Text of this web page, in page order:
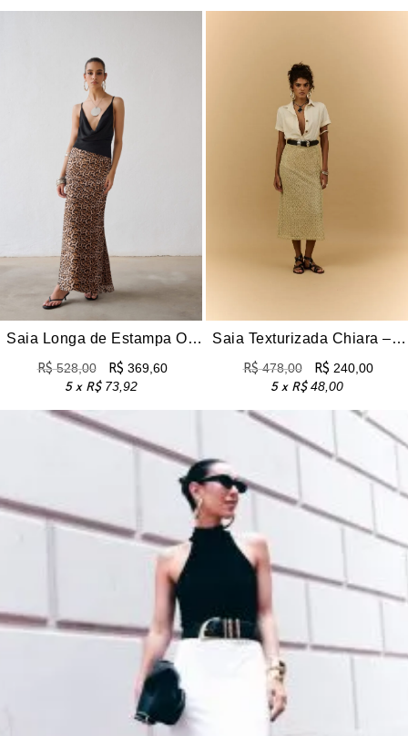
Saia Longa de Estampa Onça – Leona
R$528,00 R$ 369,60
5 x R$73,92
Saia Texturizada Chiara – Palha
R$478,00 R$ 240,00
5 x R$48,00